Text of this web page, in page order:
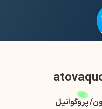
پروگوانیل